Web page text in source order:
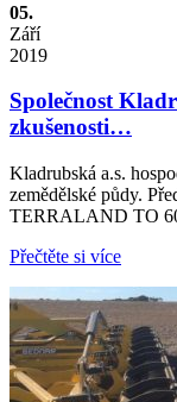
05.
Září
2019
Společnost
zkušenosti…
Kladrubská a.s.
zemědělské půdy.
TERRALAND TO
Přečtěte si více